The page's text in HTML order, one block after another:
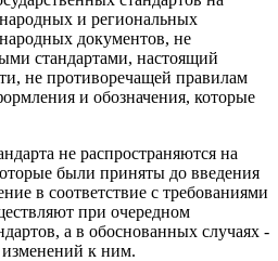
и региональных
документов, не
стандартами, настоящий
не противоречащей правилам
и обозначения, которые
не распространяются на
были приняты до введения
в соответствие с требованиями
при очередном
а в обоснованных случаях -
изменений к ним.